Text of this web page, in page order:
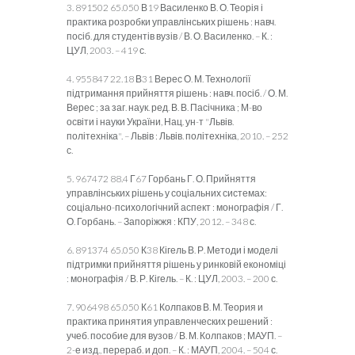
3. 891502 65.050 В19 Василенко В. О. Теорія і
практика розробки управлінських рішень : навч.
посіб. для студентів вузів / В. О. Василенко. – К. :
ЦУЛ, 2003. – 419 с.
4. 955847 22.18 В31 Верес О. М. Технології
підтримання прийняття рішень : навч. посіб. / О. М.
Верес ; за заг. наук. ред. В. В. Пасічника ; М-во
освіти і науки України, Нац. ун-т "Львів.
політехніка". – Львів : Львів. політехніка, 2010. – 252
с.
5. 967472 88.4 Г67 Горбань Г. О. Прийняття
управлінських рішень у соціальних системах:
соціально-психологічний аспект : монографія / Г.
О. Горбань. – Запоріжжя : КПУ, 2012. – 348 с.
6. 891374 65.050 К38 Кігель В. Р. Методи і моделі
підтримки прийняття рішень у ринковій економіці
: монографія / В. Р. Кігель. – К. : ЦУЛ, 2003. – 200 с.
7. 906498 65.050 К61 Колпаков В. М. Теория и
практика принятия управленческих решений :
учеб. пособие для вузов / В. М. Колпаков ; МАУП. –
2-е изд., перераб. и доп. – К. : МАУП, 2004. – 504 с.